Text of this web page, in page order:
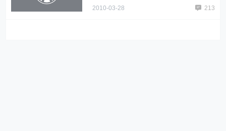
2010-03-28 213